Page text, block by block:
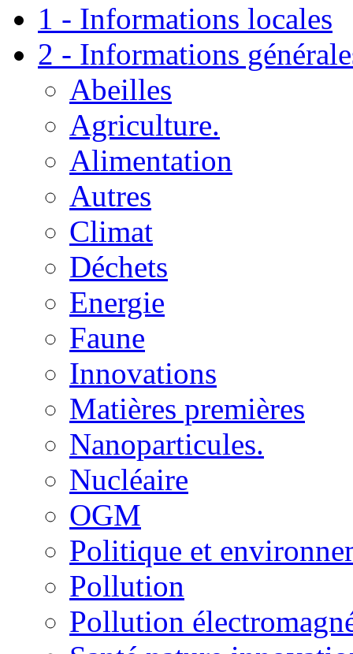
1 - Informations locales
2 - Informations
Abeilles
Agriculture.
Alimentation
Autres
Climat
Déchets
Energie
Faune
Innovations
Matières premières
Nanoparticules.
Nucléaire
OGM
Politique et
Pollution
Pollution